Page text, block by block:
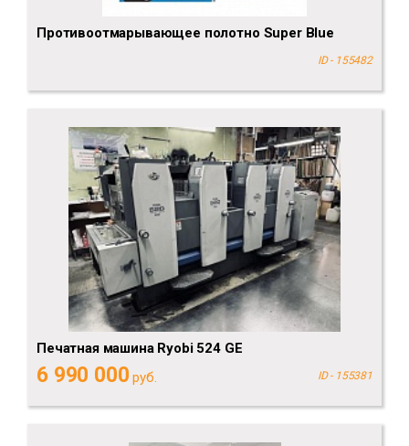
Противоотмарывающее полотно Super Blue
ID - 155482
Печатная машина Ryobi 524 GE
6 990 000 руб. ID - 155381